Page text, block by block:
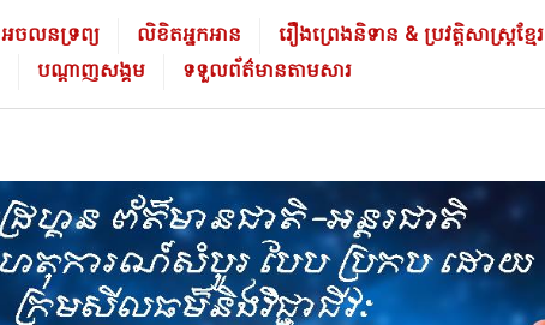
អចលនទ្រព្យ លិខិត​អ្នក​អាន រឿងព្រេងនិទាន & ប្រវត្ដិសាស្រ្ដខ្មែរ
បណ្ដាញសង្គម ទទួលព័ត៌មានតាមសារ